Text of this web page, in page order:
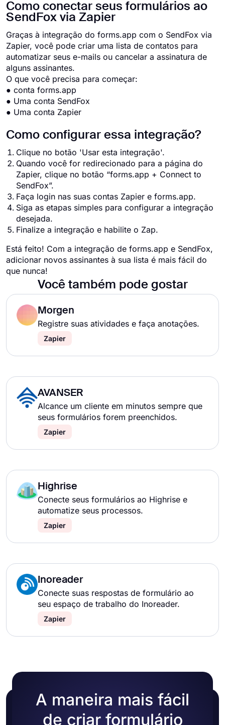
Como conectar seus formulários ao
SendFox via Zapier
Graças à integração do forms.app com o SendFox via
Zapier, você pode criar uma lista de contatos para
automatizar seus e-mails ou cancelar a assinatura de
alguns assinantes.
O que você precisa para começar:
● conta forms.app
● Uma conta SendFox
● Uma conta Zapier
Como configurar essa integração?
Clique no botão 'Usar esta integração'.
Quando você for redirecionado para a página do
Zapier, clique no botão “forms.app + Connect to
SendFox”.
Faça login nas suas contas Zapier e forms.app.
Siga as etapas simples para configurar a integração
desejada.
Finalize a integração e habilite o Zap.
Está feito! Com a integração de forms.app e SendFox,
adicionar novos assinantes à sua lista é mais fácil do
que nunca!
Você também pode gostar
Morgen
Registre suas atividades e faça anotações.
Zapier
AVANSER
Alcance um cliente em minutos sempre que
seus formulários forem preenchidos.
Zapier
Highrise
Conecte seus formulários ao Highrise e
automatize seus processos.
Zapier
Inoreader
Conecte suas respostas de formulário ao
seu espaço de trabalho do Inoreader.
Zapier
A maneira mais fácil
de criar formulário